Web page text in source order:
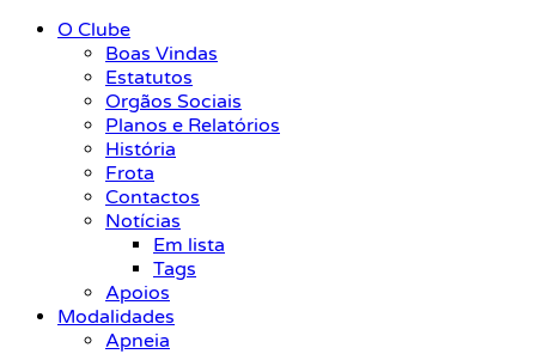
O Clube
Boas Vindas
Estatutos
Orgãos Sociais
Planos e Relatórios
História
Frota
Contactos
Notícias
Em lista
Tags
Apoios
Modalidades
Apneia